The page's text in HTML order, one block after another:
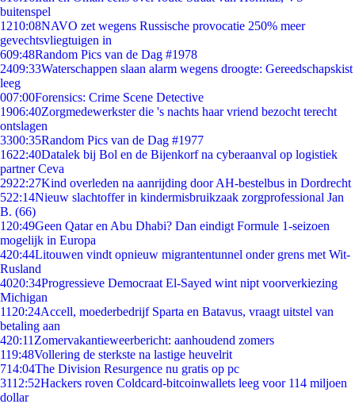
buitenspel
1210:08NAVO zet wegens Russische provocatie 250% meer
gevechtsvliegtuigen in
609:48Random Pics van de Dag #1978
2409:33Waterschappen slaan alarm wegens droogte: Gereedschapskist
leeg
007:00Forensics: Crime Scene Detective
1906:40Zorgmedewerkster die 's nachts haar vriend bezocht terecht
ontslagen
3300:35Random Pics van de Dag #1977
1622:40Datalek bij Bol en de Bijenkorf na cyberaanval op logistiek
partner Ceva
2922:27Kind overleden na aanrijding door AH-bestelbus in Dordrecht
522:14Nieuw slachtoffer in kindermisbruikzaak zorgprofessional Jan
B. (66)
1 20:49Geen Qatar en Abu Dhabi? Dan eindigt Formule 1-seizoen
mogelijk in Europa
420:44Litouwen vindt opnieuw migrantentunnel onder grens met Wit-
Rusland
4020:34Progressieve Democraat El-Sayed wint nipt voorverkiezing
Michigan
11 20:24Accell, moederbedrijf Sparta en Batavus, vraagt uitstel van
betaling aan
420:11 Zomervakantieweerbericht: aanhoudend zomers
119:48Vollering de sterkste na lastige heuvelrit
714:04The Division Resurgence nu gratis op pc
3112:52Hackers roven Coldcard-bitcoinwallets leeg voor 114 miljoen
dollar